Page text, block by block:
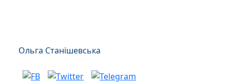
Ольга Станішевська